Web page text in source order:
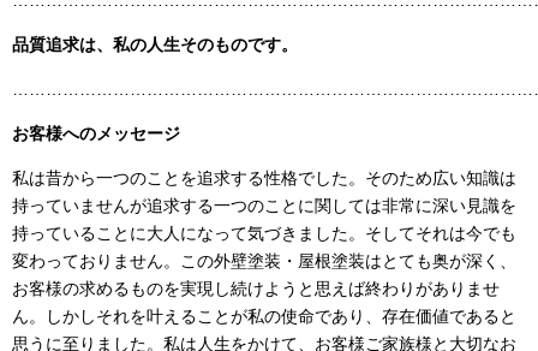
品質追求は、私の人生そのものです。
お客様へのメッセージ
私は昔から一つのことを追求する性格でした。そのため広い知識は
持っていませんが追求する一つのことに関しては非常に深い見識を
持っていることに大人になって気づきました。そしてそれは今でも
変わっておりません。この外壁塗装・屋根塗装はとても奥が深く、
お客様の求めるものを実現し続けようと思えば終わりがありませ
ん。しかしそれを叶えることが私の使命であり、存在価値であると
思うに至りました。私は人生をかけて、お客様ご家族様と大切なお